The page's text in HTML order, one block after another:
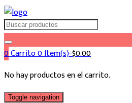
Search
for:
0Carrito0 Item(s)-$0.00
No hay productos en el carrito.
Toggle navigation